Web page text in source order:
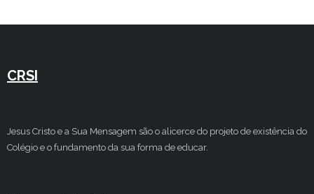
Consulta
Utilidades
Contactos
CRSI
Jesus Cristo e a Sua Mensagem são o alicerce do projeto de existência do
Colégio e o fundamento da sua forma de educar.